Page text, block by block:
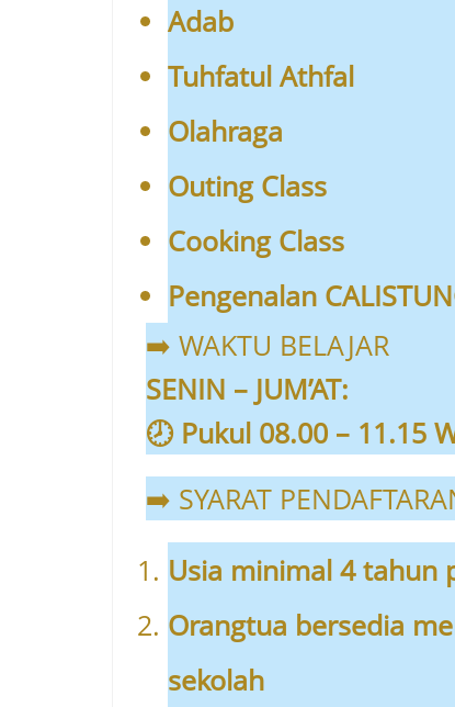
Adab
Tuhfatul Athfal
Olahraga
Outing Class
Cooking Class
Pengenalan
➡️ WAKTU BELAJAR
SENIN – JUM’AT:
🕗 Pukul 08.00 – 11.15
➡️ SYARAT
Usia minimal 4 tahun
Orangtua bersedia
sekolah